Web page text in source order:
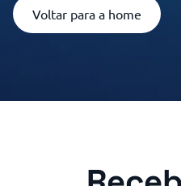
Voltar para a home